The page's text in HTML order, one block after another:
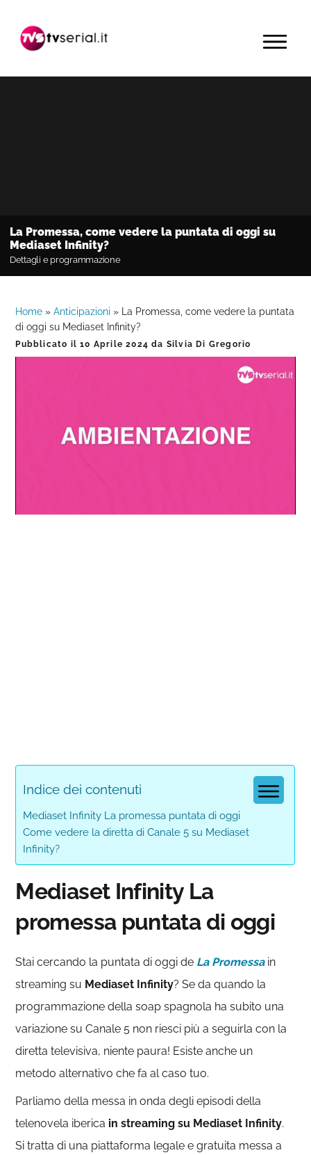
navigazione
contenuto
barra
primaria
MENU
La Promessa, come vedere la puntata di oggi su
Mediaset Infinity?
Dettagli e programmazione
Home »Anticipazioni »
La Promessa, come vedere la puntata
di oggi su Mediaset Infinity?
Pubblicato il10 Aprile 2024 da Silvia Di Gregorio
0%
0%
Indice dei contenuti
Mediaset Infinity La promessa puntata di oggi
Come vedere la diretta di Canale 5 su Mediaset
Infinity?
Mediaset Infinity La
promessa puntata di oggi
Stai cercando la puntata di oggi de La Promessa in
streaming su Mediaset Infinity? Se da quando la
programmazione della soap spagnola ha subito una
variazione su Canale 5 non riesci più a seguirla con la
diretta televisiva, niente paura! Esiste anche un
metodo alternativo che fa al caso tuo.
Parliamo della messa in onda degli episodi della
telenovela iberica in streaming su Mediaset Infinity.
Si tratta di una piattaforma legale e gratuita messa a